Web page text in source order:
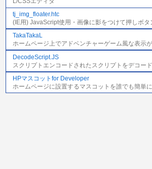
tj_img_floater.htc
(IE用) JavaScript使用・画像に影をつけて押しボタ
TakaTakaL
ホームページ上でアドベンチャーゲーム風な表示
DecodeScript.JS
スクリプトエンコードされたスクリプトをデコー
HPマスコットfor Developer
ホームページに設置するマスコットを誰でも簡単